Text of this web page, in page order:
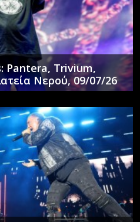
Pantera, Trivium,
Νερού, 09/07/26